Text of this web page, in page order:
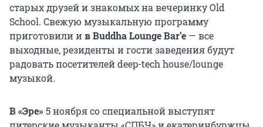
старых друзей и знакомых на вечеринку Old
School. Свежую музыкальную программу
приготовили ив Buddha Lounge Bar’e — все
выходные, резиденты и гости заведения будут
радовать посетителей deep-tech house/lounge
музыкой.
В «Эре»5 ноября со специальной выступят